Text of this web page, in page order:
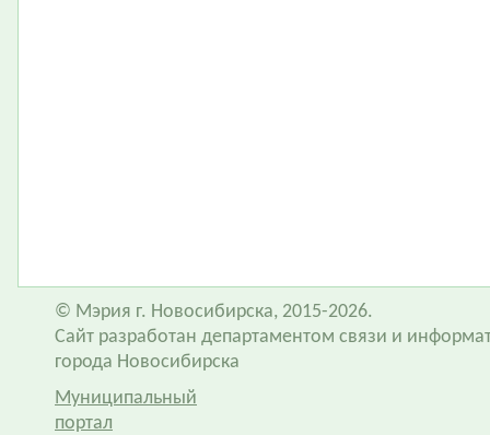
© Мэрия г. Новосибирска, 2015-2026.
Сайт разработан департаментом связи и
города Новосибирска
Муниципальный
портал